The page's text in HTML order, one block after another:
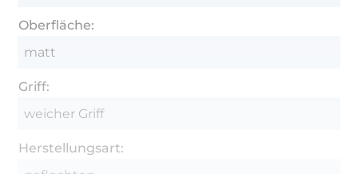
Oberfläche:
matt
Griff:
weicher Griff
Herstellungsart: